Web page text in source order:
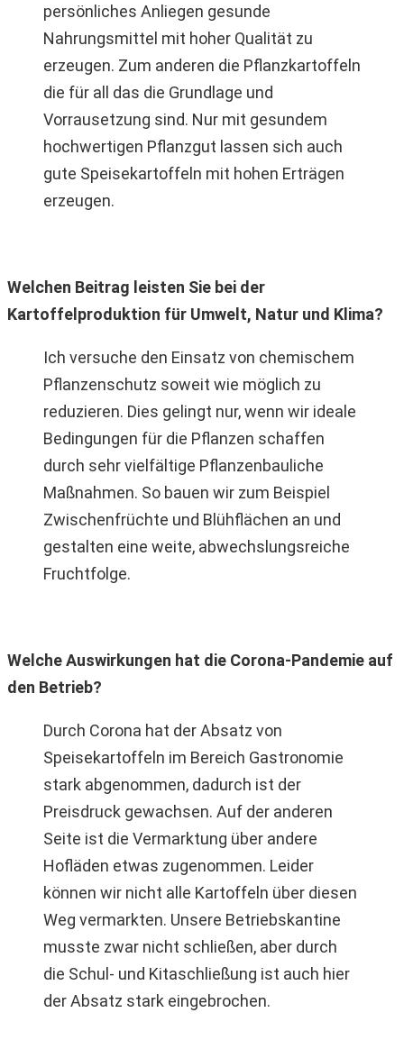
persönliches Anliegen gesunde
Nahrungsmittel mit hoher Qualität zu
erzeugen. Zum anderen die Pflanzkartoffeln
die für all das die Grundlage und
Vorrausetzung sind. Nur mit gesundem
hochwertigen Pflanzgut lassen sich auch
gute Speisekartoffeln mit hohen Erträgen
erzeugen.
Welchen Beitrag leisten Sie bei der
Kartoffelproduktion für Umwelt, Natur und Klima?
Ich versuche den Einsatz von chemischem
Pflanzenschutz soweit wie möglich zu
reduzieren. Dies gelingt nur, wenn wir ideale
Bedingungen für die Pflanzen schaffen
durch sehr vielfältige Pflanzenbauliche
Maßnahmen. So bauen wir zum Beispiel
Zwischenfrüchte und Blühflächen an und
gestalten eine weite, abwechslungsreiche
Fruchtfolge.
Welche Auswirkungen hat die Corona-Pandemie auf
den Betrieb?
Durch Corona hat der Absatz von
Speisekartoffeln im Bereich Gastronomie
stark abgenommen, dadurch ist der
Preisdruck gewachsen. Auf der anderen
Seite ist die Vermarktung über andere
Hofläden etwas zugenommen. Leider
können wir nicht alle Kartoffeln über diesen
Weg vermarkten. Unsere Betriebskantine
musste zwar nicht schließen, aber durch
die Schul- und Kitaschließung ist auch hier
der Absatz stark eingebrochen.